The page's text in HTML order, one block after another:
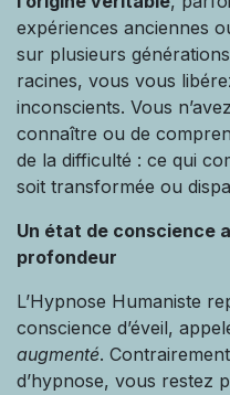
expériences anciennes
sur plusieurs
racines, vous vous
inconscients. Vous
connaître ou de
de la difficulté : ce qui
soit transformée ou
Un état de conscience
profondeur
L’Hypnose Humaniste
conscience d’éveil,
augmenté.
d’hypnose, vous restez